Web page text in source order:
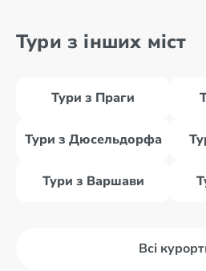
Тури з інших міст
Тури з Праги
Тури з Дюсельдорфа
Тури з Варшави
Всі